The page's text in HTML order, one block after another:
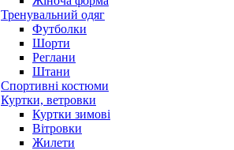
Тренувальний одяг
Футболки
Шорти
Реглани
Штани
Спортивні костюми
Куртки, ветровки
Куртки зимові
Вітровки
Жилети